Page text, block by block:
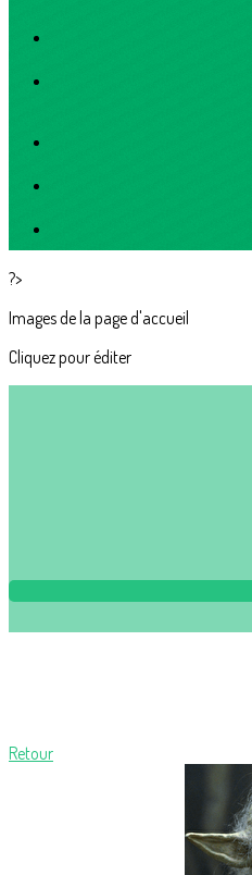
?>
Images de la page d'accueil
Cliquez pour éditer
Retour